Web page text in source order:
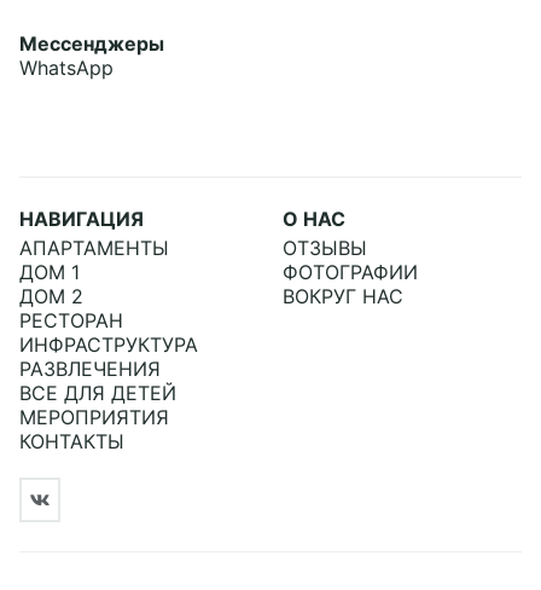
Мессенджеры
WhatsApp
Подробнее
НАВИГАЦИЯ
АПАРТАМЕНТЫ
ДОМ 1
ДОМ 2
РЕСТОРАН
ИНФРАСТРУКТУРА
РАЗВЛЕЧЕНИЯ
ВСЕ ДЛЯ ДЕТЕЙ
МЕРОПРИЯТИЯ
КОНТАКТЫ
О НАС
ОТЗЫВЫ
ФОТОГРАФИИ
ВОКРУГ НАС